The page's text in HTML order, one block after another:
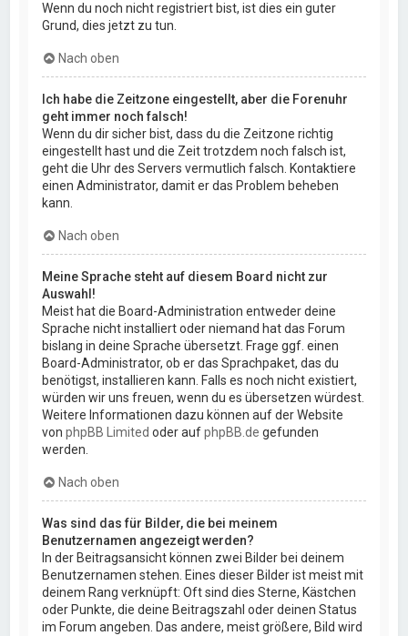
Wenn du noch nicht registriert bist, ist dies ein guter
Grund, dies jetzt zu tun.
Nach oben
Ich habe die Zeitzone eingestellt, aber die Forenuhr
geht immer noch falsch!
Wenn du dir sicher bist, dass du die Zeitzone richtig
eingestellt hast und die Zeit trotzdem noch falsch ist,
geht die Uhr des Servers vermutlich falsch. Kontaktiere
einen Administrator, damit er das Problem beheben
kann.
Nach oben
Meine Sprache steht auf diesem Board nicht zur
Auswahl!
Meist hat die Board-Administration entweder deine
Sprache nicht installiert oder niemand hat das Forum
bislang in deine Sprache übersetzt. Frage ggf. einen
Board-Administrator, ob er das Sprachpaket, das du
benötigst, installieren kann. Falls es noch nicht existiert,
würden wir uns freuen, wenn du es übersetzen würdest.
Weitere Informationen dazu können auf der Website
vonphpBB Limited oder aufphpBB.de gefunden
werden.
Nach oben
Was sind das für Bilder, die bei meinem
Benutzernamen angezeigt werden?
In der Beitragsansicht können zwei Bilder bei deinem
Benutzernamen stehen. Eines dieser Bilder ist meist mit
deinem Rang verknüpft: Oft sind dies Sterne, Kästchen
oder Punkte, die deine Beitragszahl oder deinen Status
im Forum angeben. Das andere, meist größere, Bild wird